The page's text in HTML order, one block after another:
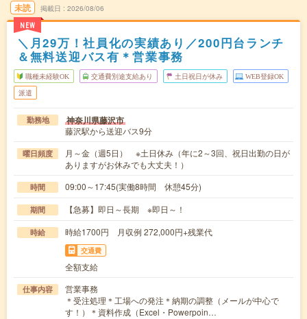
未読
NEW
掲載日 2026/08/06
＼月29万！社員化の実績あり／200円台ランチ
＆無料送迎バス有＊営業事務
職種未経験OK 交通費別途支給あり 土日祝日が休み WEB登録OK
派遣
勤務地 神奈川県藤沢市
藤沢駅から送迎バス9分
曜日頻度
月～金（週5日） ※土日休み（年に2～3回、祝日出勤の日が
ありますがお休みでも大丈夫！）
時間 09:00～17:45(実働8時間 休憩45分)
期間 【急募】即日～長期 ※即日～！
時給 時給1700円 月収例 272,000円+残業代
交通費
全額支給
仕事内容
営業事務
＊受注処理＊工場への発注＊納期の調整（メールが中心で
す！）＊資料作成（Excel・Powerpoin…